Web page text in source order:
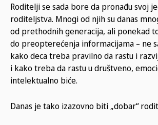
Roditelji se sada bore da pronađu svoj
roditeljstva. Mnogi od njih su danas
od prethodnih generacija, ali ponekad
do preopterećenja informacijama – ne
kako deca treba pravilno da rastu i
i kako treba da rastu u društveno,
intelektualno biće.
Danas je tako izazovno biti „dobar“